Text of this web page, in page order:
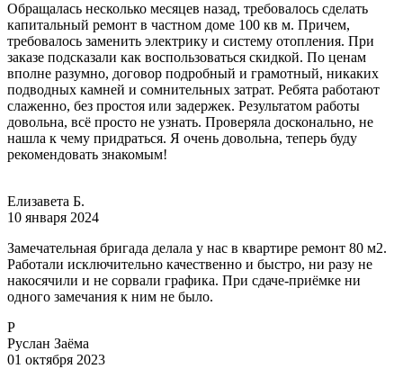
Обращалась несколько месяцев назад, требовалось сделать
капитальный ремонт в частном доме 100 кв м. Причем,
требовалось заменить электрику и систему отопления. При
заказе подсказали как воспользоваться скидкой. По ценам
вполне разумно, договор подробный и грамотный, никаких
подводных камней и сомнительных затрат. Ребята работают
слаженно, без простоя или задержек. Результатом работы
довольна, всё просто не узнать. Проверяла досконально, не
нашла к чему придраться. Я очень довольна, теперь буду
рекомендовать знакомым!
Елизавета Б.
10 января 2024
Замечательная бригада делала у нас в квартире ремонт 80 м2.
Работали исключительно качественно и быстро, ни разу не
накосячили и не сорвали графика. При сдаче-приёмке ни
одного замечания к ним не было.
Р
Руслан Заёма
01 октября 2023